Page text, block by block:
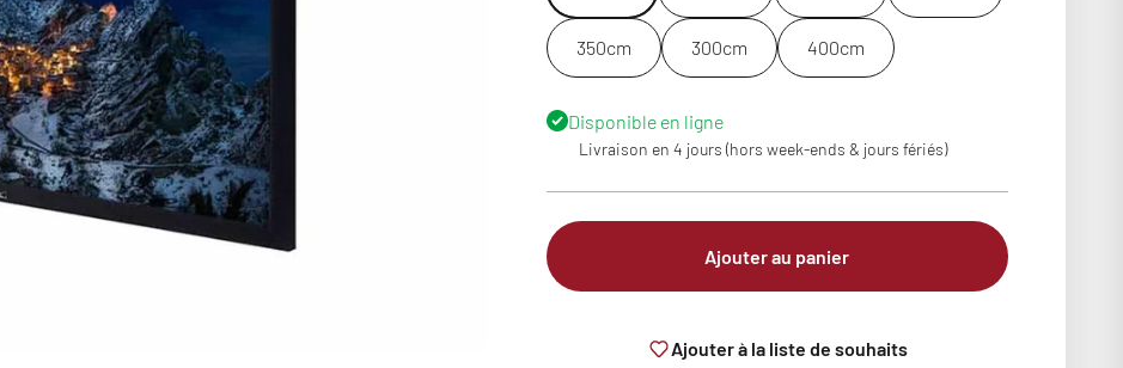
350cm 300cm 400cm
Disponible en ligne
Livraison en 4 jours (hors week-ends & jours fériés)
Ajouter au panier
Ajouter à la liste de souhaits